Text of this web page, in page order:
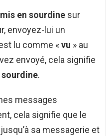
mis en sourdine sur
envoyez-lui un
lu comme «vu » au
envoyé, cela signifie
sourdine.
messages
cela signifie que le
sa messagerie et